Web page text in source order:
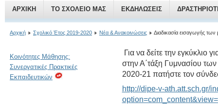
5ο Δημοτικό Σχολείο Χαλανδρίου
ΑΡΧΙΚΉ ΤΟ ΣΧΟΛΕΊΟ ΜΑΣ ΕΚΔΗΛΏΣΕΙΣ
Αρχική Σχολικό Έτος 2019-2020 Νέα & Ανακοινώσεις Διαδικασία εισαγωγής
Κοινότητες Μάθησης:
Συνεργατικές Πρακτικές
Εκπαιδευτικών
Για να δείτε την εγκύκλιο
στην Α΄τάξη Γυμνασίου
2020-21 πατήστε τον
http://dipe-v-ath.att.sch.gr/